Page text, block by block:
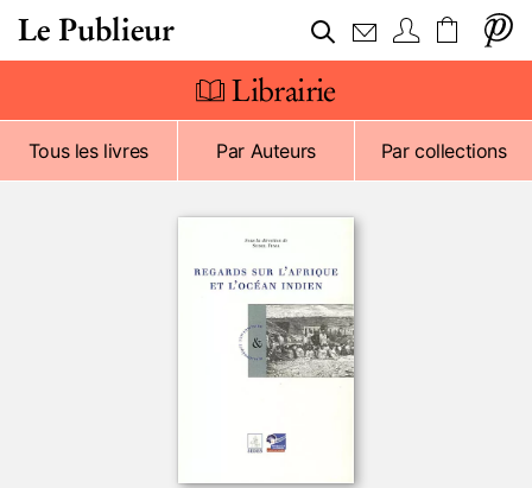
Le Publieur
Librairie
Tous les livres Par Auteurs Par collections